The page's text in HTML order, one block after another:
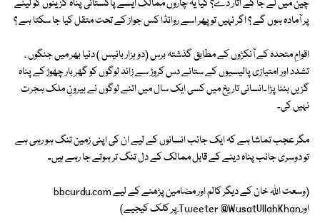
چین میں لے جا کے اتار دے؟ کیا یہ چاروں ممالک ایسے پاکستانی پناہ گزینوں کو لینے
پر آمادہ ہوں گے ؟ اگر نہیں تو پھر اسے روانڈا کس جواز کے تحت متقل کیا جا سکتا ہے ؟
اقوامِ متحدہ کے آنکڑوں کے مطابق گذشتہ برس (دو ہزار بائیس ) دنیا بھر میں جنگوں ،
تشدد اور امتیازی پالیسیوں کے ستائے دس کروڑ سے زائد لوگوں کو گھر بار چھوڑ کے پناہ
گزیں بننا پڑا۔انسانی تاریخ میں کسی ایک سال میں اتنے لوگوں نے بیرونِ ملک ہجرت
نہیں کی۔
مگر عجب تماشا ہے کہ ایک جانب انسانوں کے لیے ان کی اپنی زمین تنگ ہو رہی ہے
تو دوسری جانب پناہ دینے کے قابل ممالک کے دل تنگ تر ہوتے جا رہے ہیں۔
(وسعت اللہ خان کے دیگر کالم اور مضامین پڑھنے کے لیے bbcurdu.com
اورTweeter @WusatUllahKhan.پر کلک کیجیے)